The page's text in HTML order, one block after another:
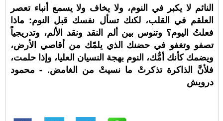
النائم لا يكبر في النوم، ولا يخاف ولا يسمع أنباء تعصر
العلقم في القلب، لكنك تسأل نفسك قبل النوم: ماذا
فعلتُ اليوم؟ وتنوس بين ألم النقد ونقد الألم، وتدريجياً
تصفو وتغفو في حضنك الذي يلمّك من أقاصي الأرض،
ويضمك كأنك أمُّك، النوم بهجة النسيان العليا، وإذا حلمت،
فلأنَّ الذاكرة تذكرتْ ما نسيتْ من الغامض. - محمود
درويش